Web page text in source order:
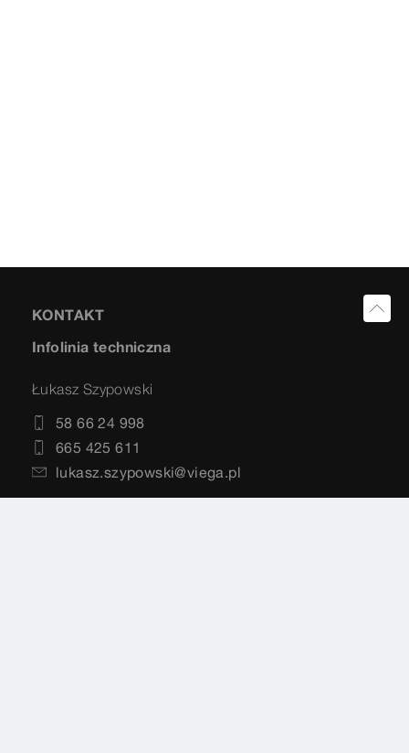
KONTAKT
Infolinia techniczna
Łukasz Szypowski
58 66 24 998
665 425 611
lukasz.szypowski@viega.pl